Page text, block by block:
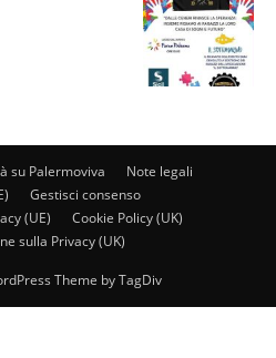
su Palermoviva
Note legali
Gestisci consenso
(UE)
Cookie Policy (UK)
sulla Privacy (UK)
Theme by TagDiv